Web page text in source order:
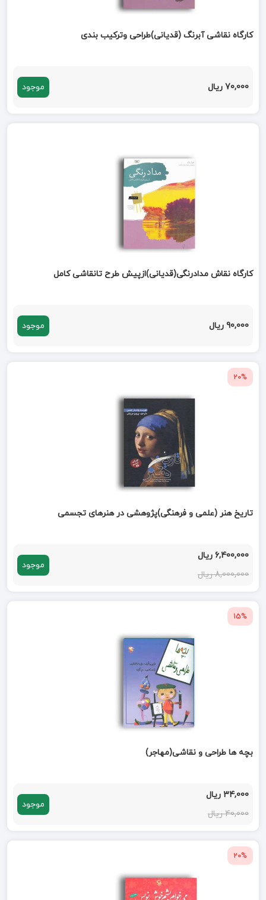
کارگاه نقاشی آبرنگ (قدیانی)طراحی وترکیب بندی
70,000 ریال موجود
کارگاه نقاش مدادرنگی(قدیانی)ازپیش طرح تانقاشی کامل
90,000 ریال موجود
20%
تاریخ هنر (علمی و فرهنگی)پژوهشی در هنرهای تجسمی
6,400,000 ریال
8,000,000 ریال
موجود
15%
بچه ها طراحی و نقاشی(مهاجر)
34,000 ریال
40,000 ریال
موجود
20%